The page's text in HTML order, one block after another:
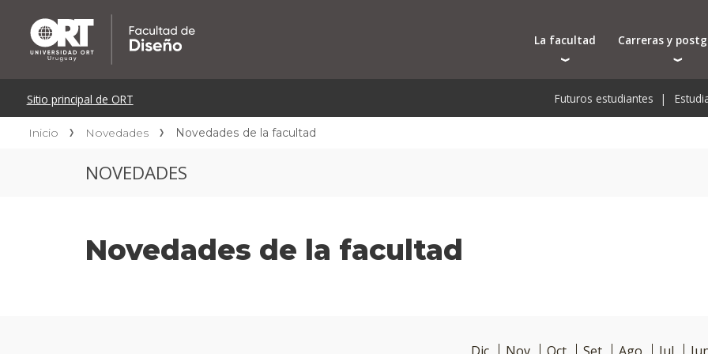
La facultad
Autoridades
Carreras y
Carreras
Tecnicaturas
Futuros estudiantes
Inicio Novedades Novedades de la facultad
NOVEDADES
Novedades de la facultad